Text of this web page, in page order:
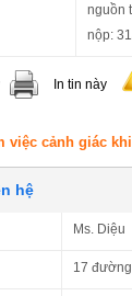
nguồn
nộp:
In tin này
việc cảnh giác
hệ
Ms. Diệu
17